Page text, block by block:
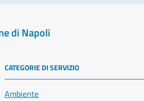
di Napoli
CATEGORIE DI SERVIZIO
Ambiente